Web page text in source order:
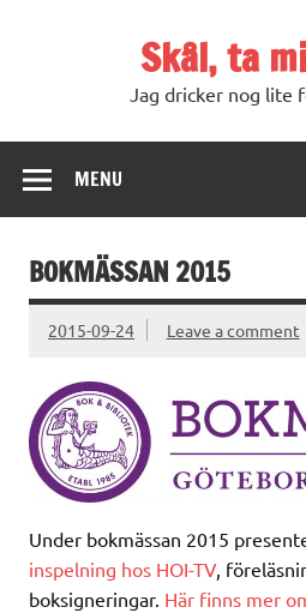
Skål, ta
Jag dricker nog lite
MENU
BOKMÄSSAN 2015
2015-09-24 Leave a comment
Under bokmässan 2015
inspelning hos HOI-TV,
boksigneringar. Här finns mer